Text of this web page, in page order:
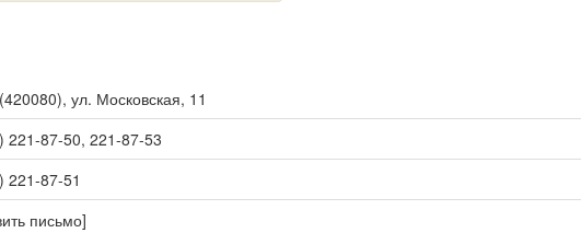
(420080), ул. Московская, 11
221-87-50, 221-87-53
221-87-51
письмо]